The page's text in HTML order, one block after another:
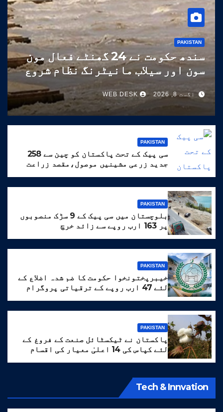
PAKISTAN
سندھ حکومت نے 24 گھنٹے فعال مون
سون اور سیلاب مانیٹرنگ نظام شروع
اگست 8, 2026 WEB DESK
PAKISTAN
سی پیک کے تحت پاکستان کو چین سے 258
جدید زرعی مشینیں موصول،مقصد زراعت
PAKISTAN
بلوچستان میں سی پیک کے 9 سڑک منصوبوں
پر 163 ارب روپے سے زائد خرچ
PAKISTAN
خیبرپختونخوا حکومت کا ضم شدہ اضلاع کے
لئے 47 ارب روپے کے ترقیاتی پروگرام
PAKISTAN
پاکستان نے ٹیکسٹائل صنعت کے فروغ کے
لئے کپاس کی 14 اعلیٰ معیار کی اقسام
Tech & Innvation